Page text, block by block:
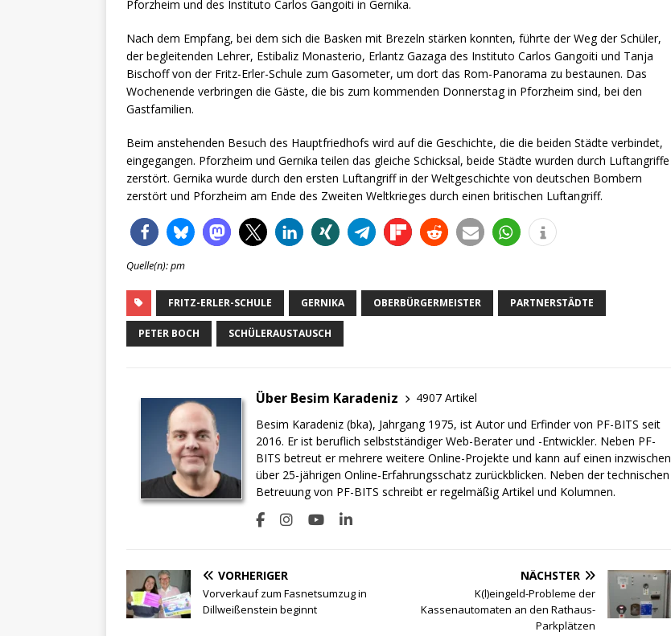
Pforzheim und des Instituto Carlos Gangoiti in Gernika.
Nach dem Empfang, bei dem sich die Basken mit Brezeln stärken konnten, führte der Weg der Schüler,
der begleitenden Lehrer, Estibaliz Monasterio, Erlantz Gazaga des Instituto Carlos Gangoiti und Tanja
Bischoff von der Fritz-Erler-Schule zum Gasometer, um dort das Rom-Panorama zu bestaunen. Das
Wochenende verbringen die Gäste, die bis zum kommenden Donnerstag in Pforzheim sind, bei den
Gastfamilien.
Beim anstehenden Besuch des Hauptfriedhofs wird auf die Geschichte, die die beiden Städte verbindet,
eingegangen. Pforzheim und Gernika teilen das gleiche Schicksal, beide Städte wurden durch Luftangriffe
zerstört. Gernika wurde durch den ersten Luftangriff in der Weltgeschichte von deutschen Bombern
zerstört und Pforzheim am Ende des Zweiten Weltkrieges durch einen britischen Luftangriff.
Quelle(n): pm
FRITZ-ERLER-SCHULE GERNIKA OBERBÜRGERMEISTER PARTNERSTÄDTE
PETER BOCH SCHÜLERAUSTAUSCH
Über Besim Karadeniz
4907 Artikel
Besim Karadeniz (bka), Jahrgang 1975, ist Autor und Erfinder von PF-BITS seit
2016. Er ist beruflich selbstständiger Web-Berater und -Entwickler. Neben PF-
BITS betreut er mehrere weitere Online-Projekte und kann auf einen inzwischen
über 25-jährigen Online-Erfahrungsschatz zurückblicken. Neben der technischen
Betreuung von PF-BITS schreibt er regelmäßig Artikel und Kolumnen.
VORHERIGER
Vorverkauf zum Fasnetsumzug in
Dillweißenstein beginnt
NÄCHSTER
K(l)eingeld-Probleme der
Kassenautomaten an den Rathaus-
Parkplätzen